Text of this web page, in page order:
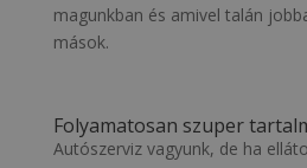
magunkban és amivel talán
mások.
Folyamatosan szuper
Autószerviz vagyunk, de ha